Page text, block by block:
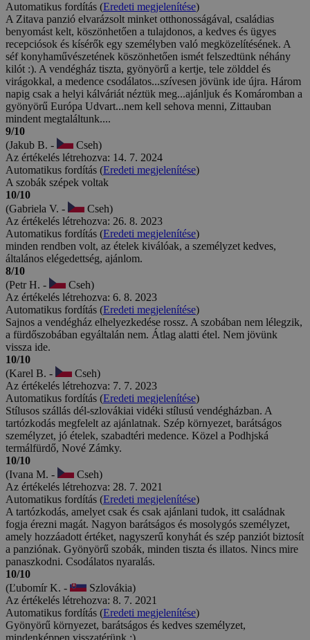
Automatikus fordítás (Eredeti megjelenítése)
A Zitava panzió elvarázsolt minket otthonosságával, családias
benyomást kelt, köszönhetően a tulajdonos, a kedves és ügyes
recepciósok és kísérők egy személyben való megközelítésének. A
séf konyhaművészetének köszönhetően ismét felszedtünk néhány
kilót :). A vendégház tiszta, gyönyörű a kertje, tele zölddel és
virágokkal, a medence csodálatos...szívesen jövünk ide újra. Három
napig csak a helyi kálváriát néztük meg...ajánljuk és Komáromban a
gyönyörű Európa Udvart...nem kell sehova menni, Zittauban
mindent megtaláltunk....
9/10
(Jakub B. -
Cseh)
Az értékelés létrehozva: 14. 7. 2024
Automatikus fordítás (Eredeti megjelenítése)
A szobák szépek voltak
10/10
(Gabriela V. -
Cseh)
Az értékelés létrehozva: 26. 8. 2023
Automatikus fordítás (Eredeti megjelenítése)
minden rendben volt, az ételek kiválóak, a személyzet kedves,
általános elégedettség, ajánlom.
8/10
(Petr H. -
Cseh)
Az értékelés létrehozva: 6. 8. 2023
Automatikus fordítás (Eredeti megjelenítése)
Sajnos a vendégház elhelyezkedése rossz. A szobában nem lélegzik,
a fürdőszobában egyáltalán nem. Átlag alatti étel. Nem jövünk
vissza ide.
10/10
(Karel B. -
Cseh)
Az értékelés létrehozva: 7. 7. 2023
Automatikus fordítás (Eredeti megjelenítése)
Stílusos szállás dél-szlovákiai vidéki stílusú vendégházban. A
tartózkodás megfelelt az ajánlatnak. Szép környezet, barátságos
személyzet, jó ételek, szabadtéri medence. Közel a Podhjská
termálfürdő, Nové Zámky.
10/10
(Ivana M. -
Cseh)
Az értékelés létrehozva: 28. 7. 2021
Automatikus fordítás (Eredeti megjelenítése)
A tartózkodás, amelyet csak és csak ajánlani tudok, itt családnak
fogja érezni magát. Nagyon barátságos és mosolygós személyzet,
amely hozzáadott értéket, nagyszerű konyhát és szép panziót biztosít
a panziónak. Gyönyörű szobák, minden tiszta és illatos. Nincs mire
panaszkodni. Csodálatos nyaralás.
10/10
(Ľubomír K. -
Szlovákia)
Az értékelés létrehozva: 8. 7. 2021
Automatikus fordítás (Eredeti megjelenítése)
Gyönyörű környezet, barátságos és kedves személyzet,
mindenképpen visszatérünk :)